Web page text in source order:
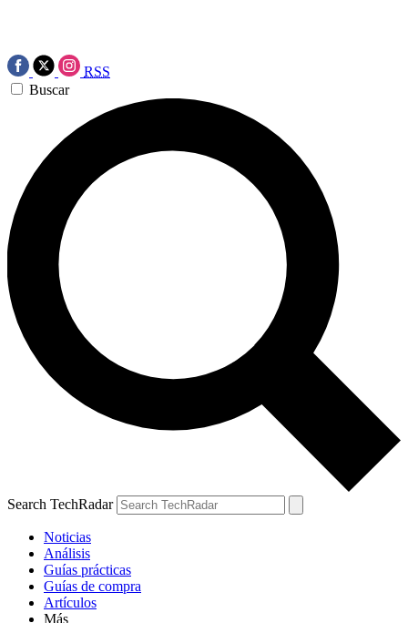
RSS
Buscar
Search TechRadar
Noticias
Análisis
Guías prácticas
Guías de compra
Artículos
Más